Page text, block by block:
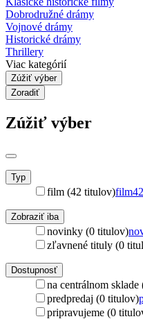
Dobrodružné drámy
Vojnové drámy
Historické drámy
Thrillery
Viac kategórií
Zúžiť výber
Zoradiť
Zúžiť výber
Typ
film (42 titulov)film42
Zobraziť iba
novinky (0 titulov)
zľavnené tituly (0
Dostupnosť
na centrálnom
predpredaj (0 titulov)
pripravujeme (0